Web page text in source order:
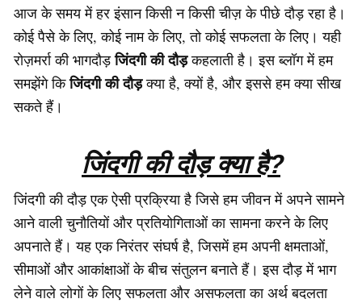
आज के समय में हर इंसान किसी न किसी चीज़ के पीछे दौड़ रहा है।
कोई पैसे के लिए, कोई नाम के लिए, तो कोई सफलता के लिए। यही
रोज़मर्रा की भागदौड़जिंदगी की दौड़कहलाती है। इस ब्लॉग में हम
समझेंगे किजिंदगी की दौड़क्या है, क्यों है, और इससे हम क्या सीख
सकते हैं।
जिंदगी की दौड़ क्या है?
जिंदगी की दौड़ एक ऐसी प्रक्रिया है जिसे हम जीवन में अपने सामने
आने वाली चुनौतियों और प्रतियोगिताओं का सामना करने के लिए
अपनाते हैं। यह एक निरंतर संघर्ष है, जिसमें हम अपनी क्षमताओं,
सीमाओं और आकांक्षाओं के बीच संतुलन बनाते हैं। इस दौड़ में भाग
लेने वाले लोगों के लिए सफलता और असफलता का अर्थ बदलता